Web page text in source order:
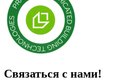
Связаться с нами!